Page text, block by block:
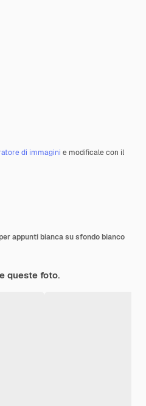
di immagini e modificale con il
appunti bianca su sfondo bianco
queste foto.